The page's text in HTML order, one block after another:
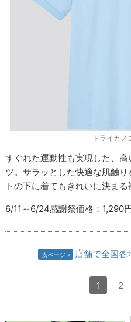
ドライカノ
すぐれた運動性も実現した、
ツ。サラッとした快適な肌触
トの下に着てもきれいに決まる
6/11～6/24感謝祭価格：1,290円
次ページ 店舗で全国各
1 2